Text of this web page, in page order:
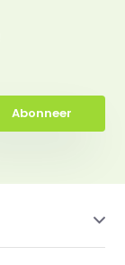
Abonneer